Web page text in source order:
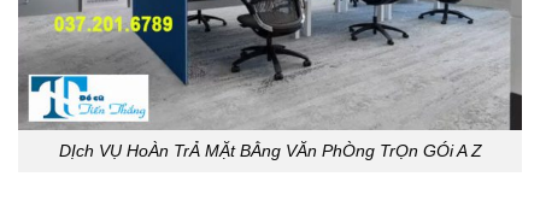
DỊch VỤ HoÀn TrẢ MẶt BẰng VĂn PhÒng TrỌn GÓi A Z